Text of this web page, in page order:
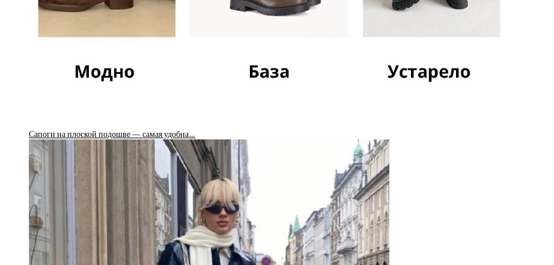
Сапоги на плоской подошве — самая удобна…